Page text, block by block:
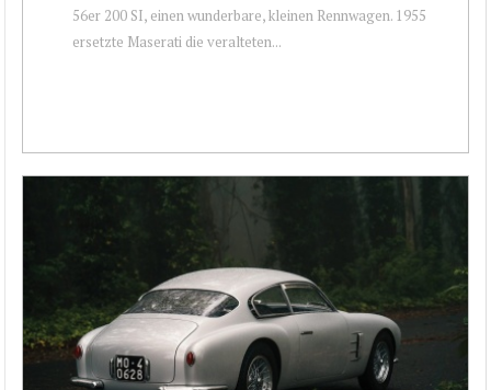
56er 200 SI, einen wunderbare, kleinen Rennwagen. 1955
ersetzte Maserati die veralteten...